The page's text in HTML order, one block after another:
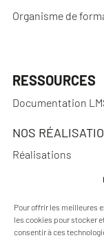
Pour offrir les meilleures
les cookies pour stocker
consentir à ces
Organisme de
RESSOURCES
Documentation
NOS
Réalisations
A PROPOS